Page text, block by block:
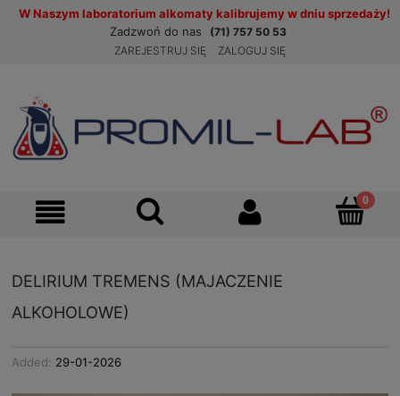
W Naszym laboratorium alkomaty kalibrujemy w dniu sprzedaży!
Zadzwoń do nas
(71) 757 50 53
ZAREJESTRUJ SIĘ
ZALOGUJ SIĘ
DELIRIUM TREMENS (MAJACZENIE
ALKOHOLOWE)
Added: 29-01-2026